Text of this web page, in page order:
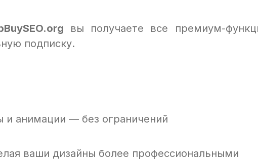
вы получаете все премиум-
подписку.
анимации — без ограничений
ваши дизайны более профессиональными